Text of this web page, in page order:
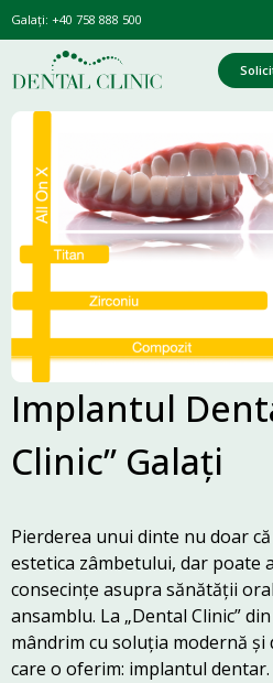
Galați: +40 758 888 500
Implantul
Clinic” Galați
Pierderea unui dinte nu doar
estetica zâmbetului, dar poate
consecințe asupra sănătății
ansamblu. La „Dental Clinic”
mândrim cu soluția modernă și
care o oferim: implantul dentar.